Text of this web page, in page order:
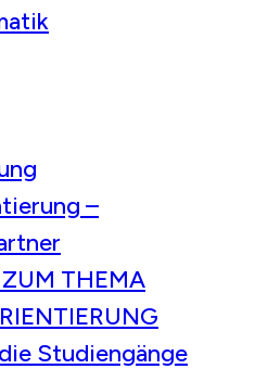
–
THEMA
Studiengänge